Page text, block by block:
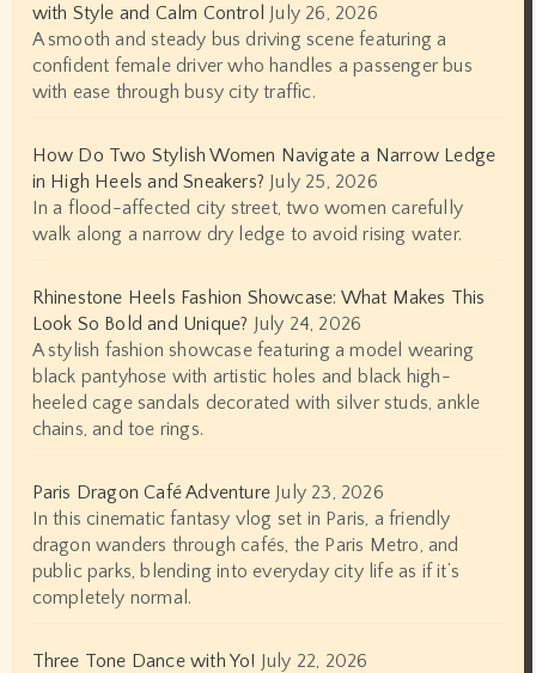
with Style and Calm Control July 26, 2026
A smooth and steady bus driving scene featuring a
confident female driver who handles a passenger bus
with ease through busy city traffic.
How Do Two Stylish Women Navigate a Narrow Ledge
in High Heels and Sneakers? July 25, 2026
In a flood-affected city street, two women carefully
walk along a narrow dry ledge to avoid rising water.
Rhinestone Heels Fashion Showcase: What Makes This
Look So Bold and Unique? July 24, 2026
A stylish fashion showcase featuring a model wearing
black pantyhose with artistic holes and black high-
heeled cage sandals decorated with silver studs, ankle
chains, and toe rings.
Paris Dragon Café Adventure July 23, 2026
In this cinematic fantasy vlog set in Paris, a friendly
dragon wanders through cafés, the Paris Metro, and
public parks, blending into everyday city life as if it’s
completely normal.
Three Tone Dance with Yo! July 22, 2026